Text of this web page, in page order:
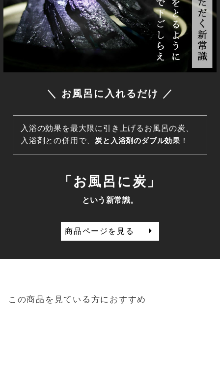
＼ お風呂に入れるだけ ／
入浴の効果を最大限に引き上げるお風呂の炭、
入浴剤との併用で、炭と入浴剤のダブル効果 ！
「お風呂に炭」
という新常識。
商品ページを見る
この商品を見ている方におすすめ